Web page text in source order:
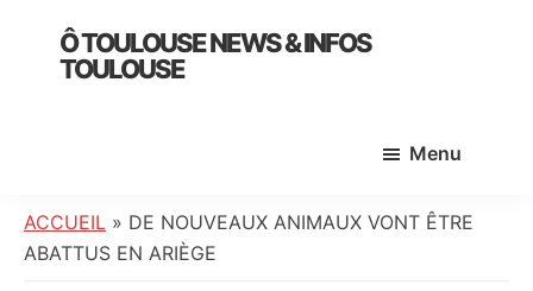
primary
Ô TOULOUSE NEWS & INFOS
TOULOUSE
:
info
Menu
ACCUEIL » DE NOUVEAUX ANIMAUX VONT ÊTRE
ABATTUS EN ARIÈGE